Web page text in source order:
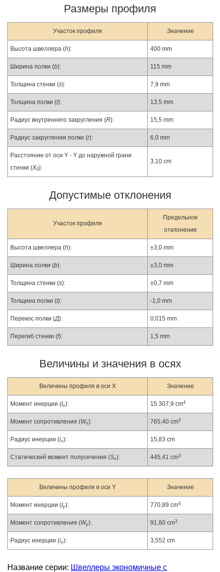
Размеры профиля
Участок профиля Значение
Высота швеллера (h): 400 mm
Ширина полки (b): 115 mm
Толщина стенки (s): 7,9 mm
Толщина полки (t): 13,5 mm
Радиус внутреннего закругления (R): 15,5 mm
Радиус закругления полки (r): 6,0 mm
Расстояние от оси Y - Y до наружной грани
стенки (X0):
3,10 cm
Допустимые отклонения
Участок профиля
Предельное
отклонение
Высота швеллера (h): ±3,0 mm
Ширина полки (b): ±3,0 mm
Толщина стенки (s): ±0,7 mm
Толщина полки (t): -1,0 mm
Перекос полки (Д): 0,015 mm
Перегиб стенки (f): 1,5 mm
Величины и значения в осях
Величины профиля в оси X Значение
Момент инерции (Ix): 15 307,9 cm4
Момент сопротивления (Wx): 765,40 cm3
Радиус инерции (ix): 15,83 cm
Статический момент полусечения (Sx): 445,41 cm3
Величины профиля в оси Y Значение
Момент инерции (Iy): 770,89 cm4
Момент сопротивления (Wy): 91,80 cm3
Радиус инерции (iy): 3,552 cm
Название серии: Швеллеры экономичные с